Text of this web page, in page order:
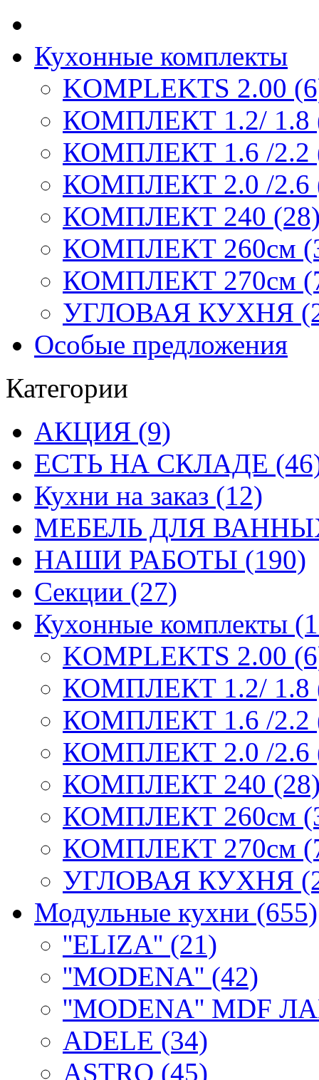
Кухонные комплекты
KOMPLEKTS 2.00
КОМПЛЕКТ 1.2/ 1.8
КОМПЛЕКТ 1.6 /2.2
КОМПЛЕКТ 2.0 /2.6
КОМПЛЕКТ 240
КОМПЛЕКТ 260см
КОМПЛЕКТ 270см
УГЛОВАЯ КУХНЯ
Особые предложения
Категории
АКЦИЯ (9)
ЕСТЬ НА СКЛАДЕ
Кухни на заказ (12)
МЕБЕЛЬ ДЛЯ
НАШИ РАБОТЫ (190)
Секции (27)
Кухонные комплекты
KOMPLEKTS 2.00
КОМПЛЕКТ 1.2/ 1.8
КОМПЛЕКТ 1.6 /2.2
КОМПЛЕКТ 2.0 /2.6
КОМПЛЕКТ 240
КОМПЛЕКТ 260см
КОМПЛЕКТ 270см
УГЛОВАЯ КУХНЯ
Модульные кухни (655)
''ELIZA'' (21)
''MODENA'' (42)
''MODENA'' MDF
ADELE (34)
ASTRO (45)